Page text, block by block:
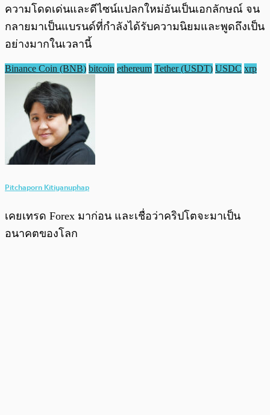
ความโดดเด่นและดีไซน์แปลกใหม่อันเป็นเอกลักษณ์ จน
กลายมาเป็นแบรนด์ที่กำลังได้รับความนิยมและพูดถึงเป็น
อย่างมากในเวลานี้
Binance Coin (BNB) bitcoin ethereum Tether (USDT) USDC xrp
Pitchaporn Kitiyanuphap
เคยเทรด Forex มาก่อน และเชื่อว่าคริปโตจะมาเป็น
อนาคตของโลก